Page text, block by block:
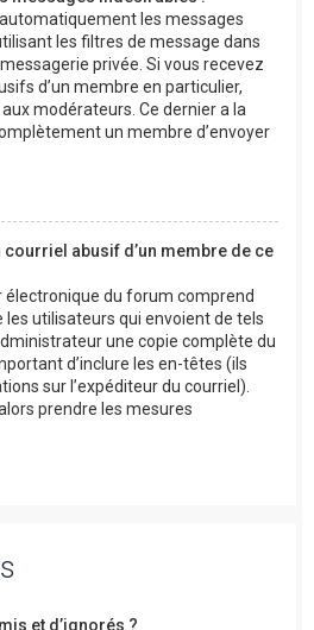
les messages
les filtres de message dans
privée. Si vous recevez
d’un membre en particulier,
modérateurs. Ce dernier a la
un membre d’envoyer
courriel abusif d’un membre de ce
électronique du forum comprend
les utilisateurs qui envoient de tels
une copie complète du
d’inclure les en-têtes (ils
sur l’expéditeur du courriel).
prendre les mesures
et d’ignorés ?